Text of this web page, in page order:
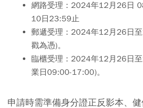
網路受理： 2024年12月26日
10日23:59止
郵遞受理： 2024年12月26日
戳為憑)。
臨櫃受理： 2024年12月26日
業日09:00-17:00)。
申請時需準備身分證正反影本、